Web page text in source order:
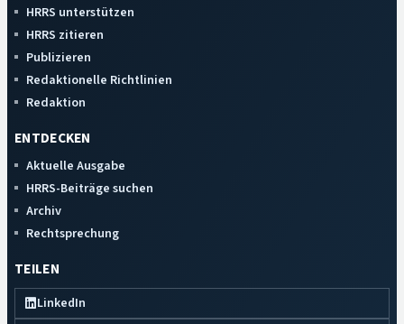
HRRS unterstützen
HRRS zitieren
Publizieren
Redaktionelle Richtlinien
Redaktion
ENTDECKEN
Aktuelle Ausgabe
HRRS-Beiträge suchen
Archiv
Rechtsprechung
TEILEN
LinkedIn